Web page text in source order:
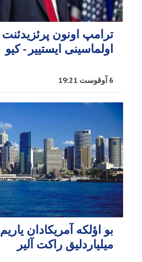
ترامپ اونون پرئزیدئنت
اولماسینی ایستییر - کیو
6 آوقوست 19:21
بو اؤلکه آمریکادان یاریم
میلیاردلیق راکت آلیر